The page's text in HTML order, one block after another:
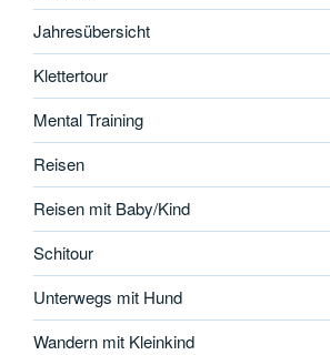
Jahresübersicht
Klettertour
Mental Training
Reisen
Reisen mit Baby/Kind
Schitour
Unterwegs mit Hund
Wandern mit Kleinkind